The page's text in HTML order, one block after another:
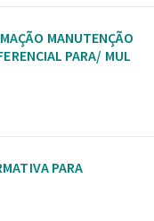
MANUTENÇÃO
PARA/ MUL
PARA